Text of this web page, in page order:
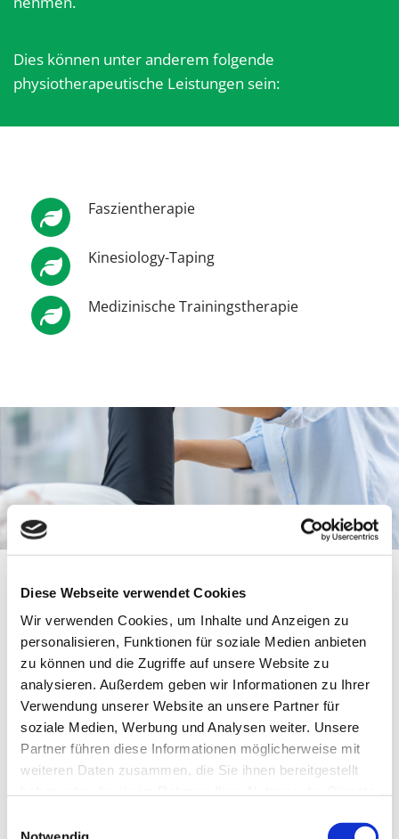
Diese Webseite verwendet Cookies
Wir verwenden Cookies, um Inhalte und Anzeigen zu
personalisieren, Funktionen für soziale Medien anbieten
zu können und die Zugriffe auf unsere Website zu
analysieren. Außerdem geben wir Informationen zu Ihrer
Verwendung unserer Website an unsere Partner für
soziale Medien, Werbung und Analysen weiter. Unsere
Partner führen diese Informationen möglicherweise mit
weiteren Daten zusammen, die Sie ihnen bereitgestellt
Dies können unter anderem folgende
physiotherapeutische Leistungen sein:
Faszientherapie
Kinesiology-Taping
Medizinische Trainingstherapie
Was versteht man unter der
Faszientherapie?
Die Faszientherapie befasst sich mit demBindegewebe des
Körpers. Dieses vernetzt die einzelnen Organe miteinander
und kann durch ungünstige Bedingungen verkleben. Das
Verkleben oder aber auch Verhärten dieser
Bindegewebsfasern kann sich sogar auf das Nervensystem
auswirken, indem vereinzelte Nerven gequetscht werden. Im
Schmitten arbeiten wir daran, diese
zu